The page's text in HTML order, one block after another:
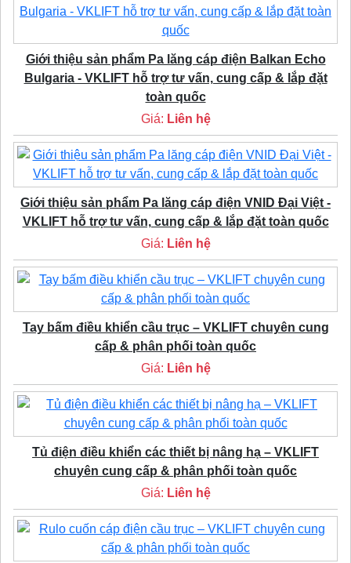
Giới thiệu sản phẩm Pa lăng cáp điện Balkan Echo
Bulgaria - VKLIFT hỗ trợ tư vấn, cung cấp & lắp đặt
toàn quốc
Giá: Liên hệ
Giới thiệu sản phẩm Pa lăng cáp điện VNID Đại Việt -
VKLIFT hỗ trợ tư vấn, cung cấp & lắp đặt toàn quốc
Giá: Liên hệ
Tay bấm điều khiển cầu trục – VKLIFT chuyên cung
cấp & phân phối toàn quốc
Giá: Liên hệ
Tủ điện điều khiển các thiết bị nâng hạ – VKLIFT
chuyên cung cấp & phân phối toàn quốc
Giá: Liên hệ